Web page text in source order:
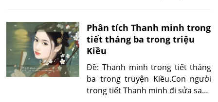
người làm mối, sống bằng nghề
làm mối...
Phân tích Thanh minh trong
tiết tháng ba trong triệu
Kiều
Đề: Thanh minh trong tiết tháng
ba trong truyện Kiều.Con người
trong tiết Thanh minh đi sửa sang